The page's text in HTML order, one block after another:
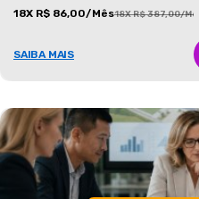
18X R$ 86,00/Mês18X R$ 387,00/Mês
SAIBA MAIS